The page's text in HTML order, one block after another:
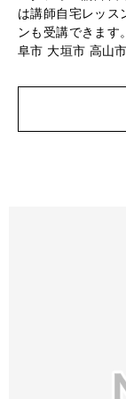
は講師自宅レッ
ンも受講できま
阜市 大垣市 高山